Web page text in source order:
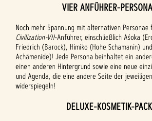
VIER ANFÜHRER-
Noch mehr Spannung mit alternativen
Civilization-VII-Anführer, einschließlich Aśoka
Friedrich (Barock), Himiko (Hohe Schamanin)
Achämenide)! Jede Persona beinhaltet ein
einen anderen Hintergrund sowie eine neue
und Agenda, die eine andere Seite der
widerspiegeln!
DELUXE-KOSMETIK-PACK